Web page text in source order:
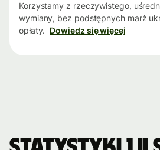
Korzystamy z rzeczywistego,
wymiany, bez podstępnych marż
opłaty. Dowiedz się więcej